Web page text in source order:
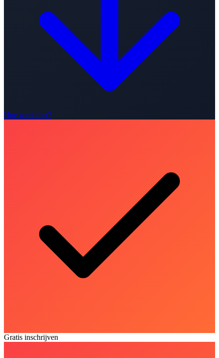
Hoe werkt het?
Gratis inschrijven